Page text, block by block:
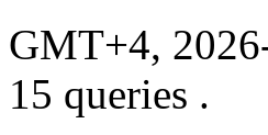
GMT+4,
15 queries .